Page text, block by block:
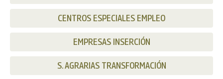
CENTROS ESPECIALES EMPLEO
EMPRESAS INSERCIÓN
S. AGRARIAS TRANSFORMACIÓN